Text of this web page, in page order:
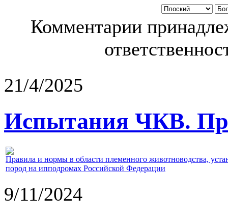
Комментарии
21/4/2025
Испытания ЧКВ.
Правила и нормы в области племенного животноводства,
пород на ипподромах Российской Федерации
9/11/2024